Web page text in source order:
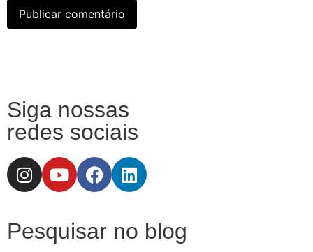
Siga nossas
redes sociais
Pesquisar no blog